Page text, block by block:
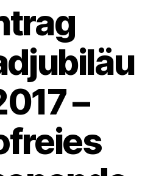
–